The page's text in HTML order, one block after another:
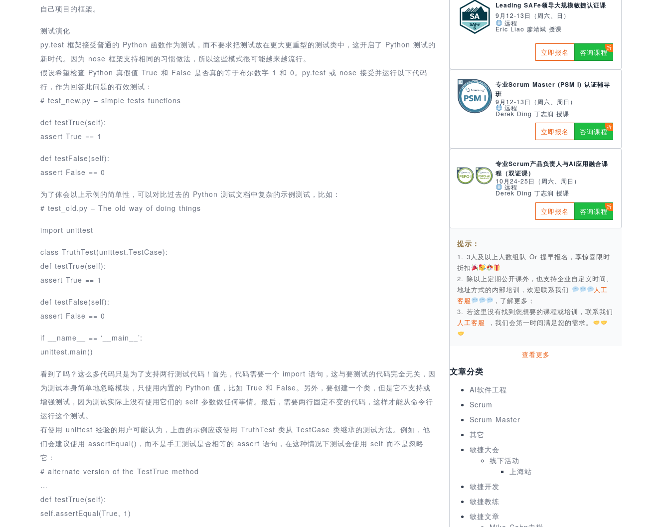
自己项目的框架。
测试演化
py.test 框架接受普通的 Python 函数作为测试，而不要求把测试放在更大更重型的测试类中，这开启了 Python 测试的
新时代。因为 nose 框架支持相同的习惯做法，所以这些模式很可能越来越流行。
假设希望检查 Python 真假值 True 和 False 是否真的等于布尔数字 1 和 0。py.test 或 nose 接受并运行以下代码
行，作为回答此问题的有效测试：
# test_new.py – simple tests functions
def testTrue(self):
assert True == 1
def testFalse(self):
assert False == 0
为了体会以上示例的简单性，可以对比过去的 Python 测试文档中复杂的示例测试，比如：
# test_old.py – The old way of doing things
import unittest
class TruthTest(unittest.TestCase):
def testTrue(self):
assert True == 1
def testFalse(self):
assert False == 0
if __name__ == ‘__main__’:
unittest.main()
看到了吗？这么多代码只是为了支持两行测试代码！首先，代码需要一个 import 语句，这与要测试的代码完全无关，因
为测试本身简单地忽略模块，只使用内置的 Python 值，比如 True 和 False。另外，要创建一个类，但是它不支持或
增强测试，因为测试实际上没有使用它们的 self 参数做任何事情。最后，需要两行固定不变的代码，这样才能从命令行
运行这个测试。
有使用 unittest 经验的用户可能认为，上面的示例应该使用 TruthTest 类从 TestCase 类继承的测试方法。例如，他
们会建议使用 assertEqual()，而不是手工测试是否相等的 assert 语句，在这种情况下测试会使用 self 而不是忽略
它：
# alternate version of the TestTrue method
…
def testTrue(self):
self.assertEqual(True, 1)
Leading SAFe领导大规模敏捷认证课
9月12-13日（周六、日）
远程
Eric Liao 廖靖斌 授课
立即报名 咨询课程
专业Scrum Master (PSM I) 认证辅导
班
9月12-13日（周六、周日）
远程
Derek Ding 丁志润 授课
立即报名 咨询课程
专业Scrum产品负责人与AI应用融合课
程（双证课）
10月24-25日（周六、周日）
远程
Derek Ding 丁志润 授课
立即报名 咨询课程
提示：
1. 3人及以上人数组队 Or 提早报名，享惊喜限时
折扣
2. 除以上定期公开课外，也支持企业自定义时间、
地址方式的内部培训，欢迎联系我们
人工
客服
，了解更多；
3. 若这里没有找到您想要的课程或培训，联系我们
人工客服
，我们会第一时间满足您的需求。
查看更多
文章分类
AI软件工程
Scrum
Scrum Master
其它
敏捷大会
线下活动
上海站
敏捷开发
敏捷教练
敏捷文章